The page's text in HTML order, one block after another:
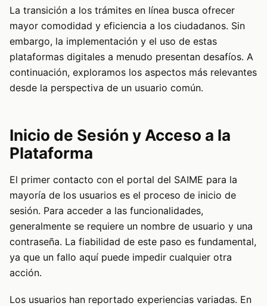
La transición a los trámites en línea busca ofrecer
mayor comodidad y eficiencia a los ciudadanos. Sin
embargo, la implementación y el uso de estas
plataformas digitales a menudo presentan desafíos. A
continuación, exploramos los aspectos más relevantes
desde la perspectiva de un usuario común.
Inicio de Sesión y Acceso a la
Plataforma
El primer contacto con el portal del SAIME para la
mayoría de los usuarios es el proceso de inicio de
sesión. Para acceder a las funcionalidades,
generalmente se requiere un nombre de usuario y una
contraseña. La fiabilidad de este paso es fundamental,
ya que un fallo aquí puede impedir cualquier otra
acción.
Los usuarios han reportado experiencias variadas. En